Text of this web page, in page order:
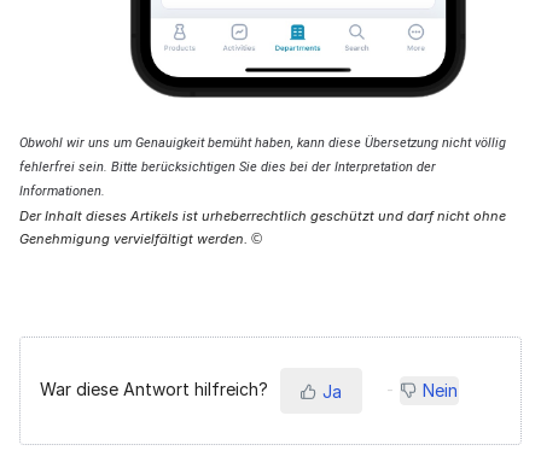
Obwohl wir uns um Genauigkeit bemüht haben, kann diese Übersetzung nicht völlig
fehlerfrei sein. Bitte berücksichtigen Sie dies bei der Interpretation der
Informationen.
Der Inhalt dieses Artikels ist urheberrechtlich geschützt und darf nicht ohne
Genehmigung vervielfältigt werden. ©
War diese Antwort hilfreich? Ja Nein